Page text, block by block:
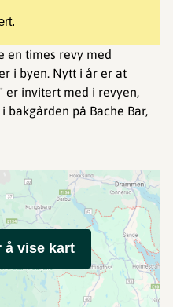
en times revy med
i byen. Nytt i år er at
er invitert med i revyen,
på Bache Bar,
å vise kart